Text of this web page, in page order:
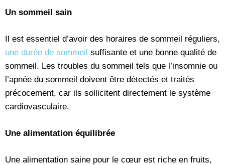
Un sommeil sain
Il est essentiel d’avoir des horaires de sommeil réguliers,
une durée de sommeil suffisante et une bonne qualité de
sommeil. Les troubles du sommeil tels que l’insomnie ou
l’apnée du sommeil doivent être détectés et traités
précocement, car ils sollicitent directement le système
cardiovasculaire.
Une alimentation équilibrée
Une alimentation saine pour le cœur est riche en fruits,